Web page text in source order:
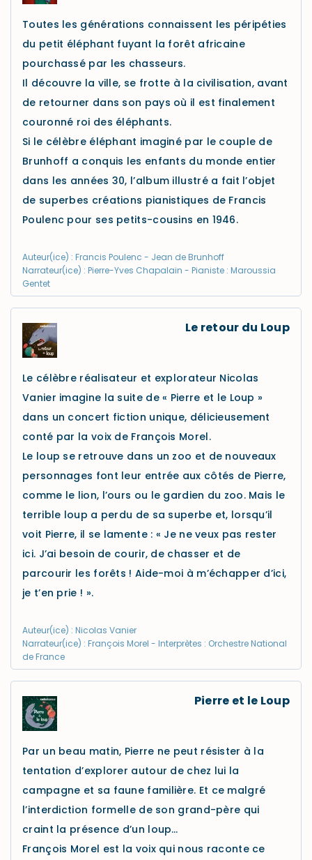
Toutes les générations connaissent les péripéties
du petit éléphant fuyant la forêt africaine
pourchassé par les chasseurs.
Il découvre la ville, se frotte à la civilisation, avant
de retourner dans son pays où il est finalement
couronné roi des éléphants.
Si le célèbre éléphant imaginé par le couple de
Brunhoff a conquis les enfants du monde entier
dans les années 30, l’album illustré a fait l’objet
de superbes créations pianistiques de Francis
Poulenc pour ses petits-cousins en 1946.
Auteur(ice) : Francis Poulenc - Jean de Brunhoff
Narrateur(ice) : Pierre-Yves Chapalain - Pianiste : Maroussia
Gentet
Le retour du Loup
Le célèbre réalisateur et explorateur Nicolas
Vanier imagine la suite de « Pierre et le Loup »
dans un concert fiction unique, délicieusement
conté par la voix de François Morel.
Le loup se retrouve dans un zoo et de nouveaux
personnages font leur entrée aux côtés de Pierre,
comme le lion, l’ours ou le gardien du zoo. Mais le
terrible loup a perdu de sa superbe et, lorsqu’il
voit Pierre, il se lamente : « Je ne veux pas rester
ici. J’ai besoin de courir, de chasser et de
parcourir les forêts ! Aide-moi à m’échapper d’ici,
je t’en prie ! ».
Auteur(ice) : Nicolas Vanier
Narrateur(ice) : François Morel - Interprètes : Orchestre National
de France
Pierre et le Loup
Par un beau matin, Pierre ne peut résister à la
tentation d’explorer autour de chez lui la
campagne et sa faune familière. Et ce malgré
l’interdiction formelle de son grand-père qui
craint la présence d’un loup…
François Morel est la voix qui nous raconte ce